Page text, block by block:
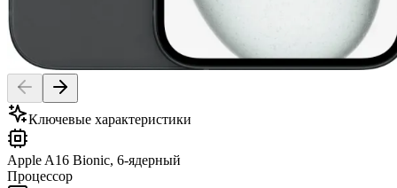
Ключевые характеристики
Apple A16 Bionic, 6-ядерный
Процессор